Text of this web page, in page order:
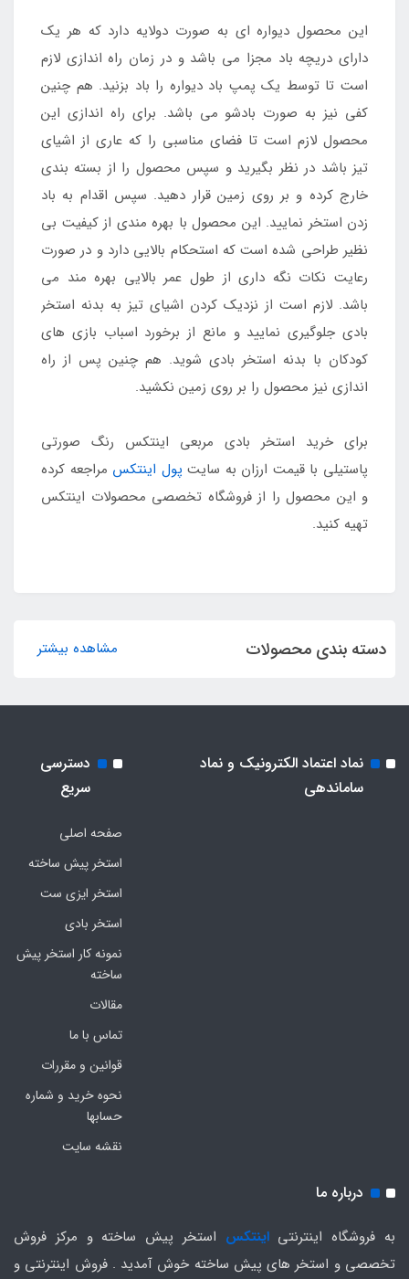
این محصول دیواره ای به صورت دولایه دارد که هر یک
دارای دریچه باد مجزا می باشد و در زمان راه اندازی لازم
است تا توسط یک پمپ باد دیواره را باد بزنید. هم چنین
کفی نیز به صورت بادشو می باشد. برای راه اندازی این
محصول لازم است تا فضای مناسبی را که عاری از اشیای
تیز باشد در نظر بگیرید و سپس محصول را از بسته بندی
خارج کرده و بر روی زمین قرار دهید. سپس اقدام به باد
زدن استخر نمایید. این محصول با بهره مندی از کیفیت بی
نظیر طراحی شده است که استحکام بالایی دارد و در صورت
رعایت نکات نگه داری از طول عمر بالایی بهره مند می
باشد. لازم است از نزدیک کردن اشیای تیز به بدنه استخر
بادی جلوگیری نمایید و مانع از برخورد اسباب بازی های
کودکان با بدنه استخر بادی شوید. هم چنین پس از راه
اندازی نیز محصول را بر روی زمین نکشید.
برای خرید استخر بادی مربعی اینتکس رنگ صورتی
پاستیلی با قیمت ارزان به سایت پول اینتکس مراجعه کرده
و این محصول را از فروشگاه تخصصی محصولات اینتکس
تهیه کنید.
دسته بندی محصولات مشاهده بیشتر
نماد اعتماد الکترونیک و نماد
ساماندهی
دسترسی
سریع
صفحه اصلی
استخر پیش ساخته
استخر ایزی ست
استخر بادی
نمونه کار استخر پیش
ساخته
مقالات
تماس با ما
قوانین و مقررات
نحوه خرید و شماره
حسابها
نقشه سایت
درباره ما
به فروشگاه اینترنتیاینتکس استخر پیش ساخته و مرکز فروش
تخصصی و استخر های پیش ساخته خوش آمدید . فروش اینترنتی و